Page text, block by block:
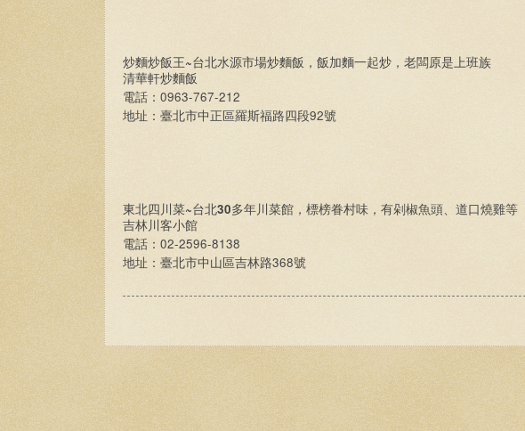
炒麵炒飯王~台北水源市場炒麵飯，飯加麵一起炒，老闆原是上班族
清華軒炒麵飯
電話： 0963-767-212
地址：臺北市中正區羅斯福路四段92號
東北四川菜~台北30多年川菜館，標榜眷村味，有剁椒魚頭、道口燒雞等
吉林川客小館
電話： 02-2596-8138
地址：臺北市中山區吉林路368號